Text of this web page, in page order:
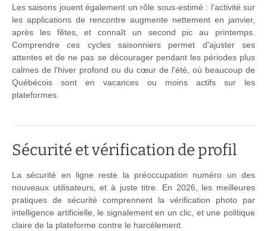
Les saisons jouent également un rôle sous-estimé : l'activité sur
les applications de rencontre augmente nettement en janvier,
après les fêtes, et connaît un second pic au printemps.
Comprendre ces cycles saisonniers permet d'ajuster ses
attentes et de ne pas se décourager pendant les périodes plus
calmes de l'hiver profond ou du cœur de l'été, où beaucoup de
Québécois sont en vacances ou moins actifs sur les
plateformes.
Sécurité et vérification de profil
La sécurité en ligne reste la préoccupation numéro un des
nouveaux utilisateurs, et à juste titre. En 2026, les meilleures
pratiques de sécurité comprennent la vérification photo par
intelligence artificielle, le signalement en un clic, et une politique
claire de la plateforme contre le harcèlement.